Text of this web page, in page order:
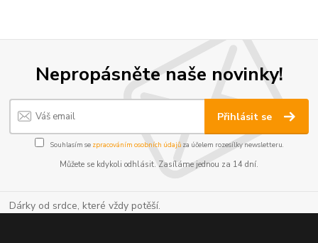
Nepropásněte naše novinky!
Přihlásit se
Souhlasím se zpracováním osobních údajůza účelem rozesílky newsletteru.
Můžete se kdykoli odhlásit. Zasíláme jednou za 14 dní.
Dárky od srdce, které vždy potěší.